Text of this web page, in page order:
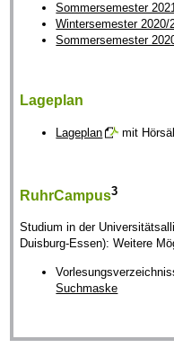
Sommersemester
Wintersemester 2020/
Sommersemester
Lageplan
Lageplan mit
RuhrCampus3
Studium in der
Duisburg-Essen): Weitere
Suchmaske